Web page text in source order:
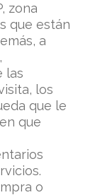
zona
que están
a
las
los
que le
que
o